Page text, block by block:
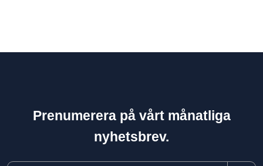
Prenumerera på vårt månatliga
nyhetsbrev.